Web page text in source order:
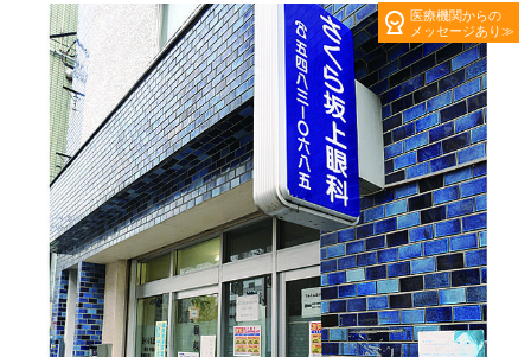
医療機関からの
メッセージあり